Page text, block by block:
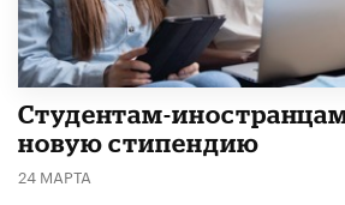
Студентам-
новую стипендию
24 МАРТА